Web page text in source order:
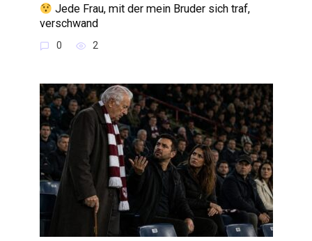
Jede Frau, mit der mein Bruder sich traf,
verschwand
0 2